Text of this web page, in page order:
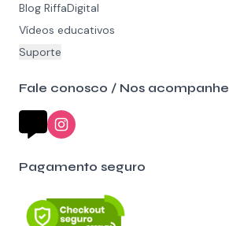
Blog RiffaDigital
Vídeos educativos
Suporte
Fale conosco / Nos acompanhe
Pagamento seguro